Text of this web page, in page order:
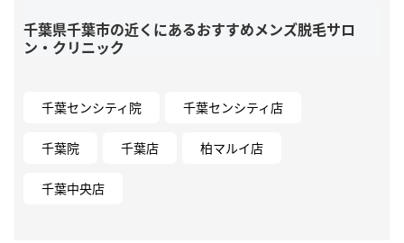
千葉県千葉市の近くにあるおすすめメンズ脱毛サロ
ン・クリニック
千葉センシティ院 千葉センシティ店
千葉院 千葉店 柏マルイ店
千葉中央店